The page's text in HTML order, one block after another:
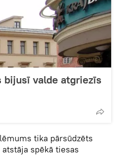
bijusī valde atgriezīs
tika pārsūdzēts
spēkā tiesas